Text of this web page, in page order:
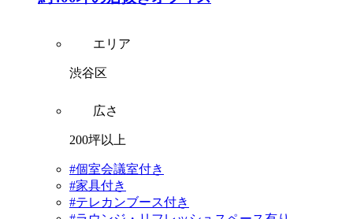
エリア
渋谷区
広さ
200坪以上
#個室会議室付き
#家具付き
#テレカンブース付き